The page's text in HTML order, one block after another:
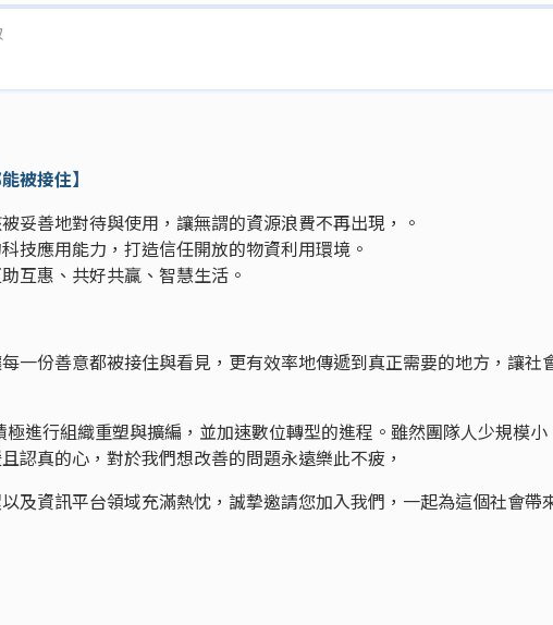
被接住】
妥善地對待與使用，讓無謂的資源浪費不再出現，。
技應用能力，打造信任開放的物資利用環境。
互惠、共好共贏、智慧生活。
一份善意都被接住與看見，更有效率地傳遞到真正需要的地方，讓社
進行組織重塑與擴編，並加速數位轉型的進程。雖然團隊人少規模小
認真的心，對於我們想改善的問題永遠樂此不疲，
及資訊平台領域充滿熱忱，誠摯邀請您加入我們，一起為這個社會帶